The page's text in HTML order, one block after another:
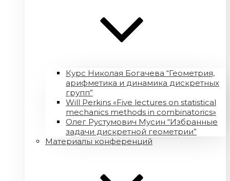
Курс Николая Богачева “Геометрия,
арифметика и динамика дискретных
групп”
Will Perkins «Five lectures on statistical
mechanics methods in combinatorics»
Олег Рустумович Мусин “Избранные
задачи дискретной геометрии”
Материалы конференций